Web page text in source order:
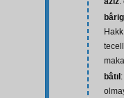
bâtıl